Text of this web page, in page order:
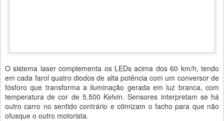
O sistema laser complementa os LEDs acima dos 60 km/h, tendo
em cada farol quatro diodos de alta potência com um conversor de
fósforo que transforma a iluminação gerada em luz branca, com
temperatura de cor de 5.500 Kelvin. Sensores interpretam se há
outro carro no sentido contrário e otimizam o facho para que não
ofusque o outro motorista.